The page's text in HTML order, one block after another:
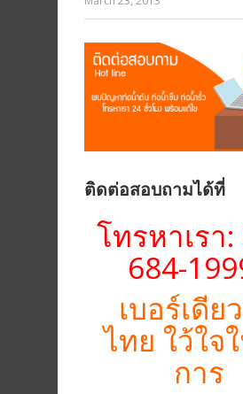
ติดต่อสอบถามได้ที่
โทรหาเรา
684-
เบอร์เดีย
ไทย ใว้ใจ
การ